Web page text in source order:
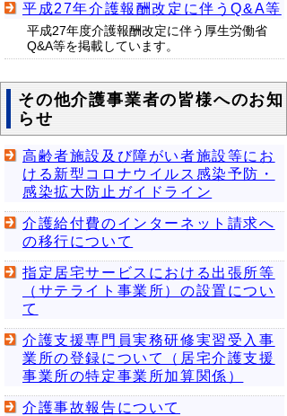
平成27年介護報酬改定に伴うQ&A等
平成27年度介護報酬改定に伴う厚生労働省
Q&A等を掲載しています。
その他介護事業者の皆様へのお知
らせ
高齢者施設及び障がい者施設等にお
ける新型コロナウイルス感染予防・
感染拡大防止ガイドライン
介護給付費のインターネット請求へ
の移行について
指定居宅サービスにおける出張所等
（サテライト事業所）の設置につい
て
介護支援専門員実務研修実習受入事
業所の登録について（居宅介護支援
事業所の特定事業所加算関係）
介護事故報告について